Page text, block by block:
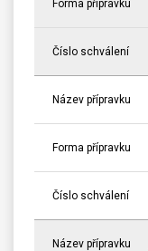
Forma přípravku
Číslo schválení
Název přípravku
Forma přípravku
Číslo schválení
Název přípravku